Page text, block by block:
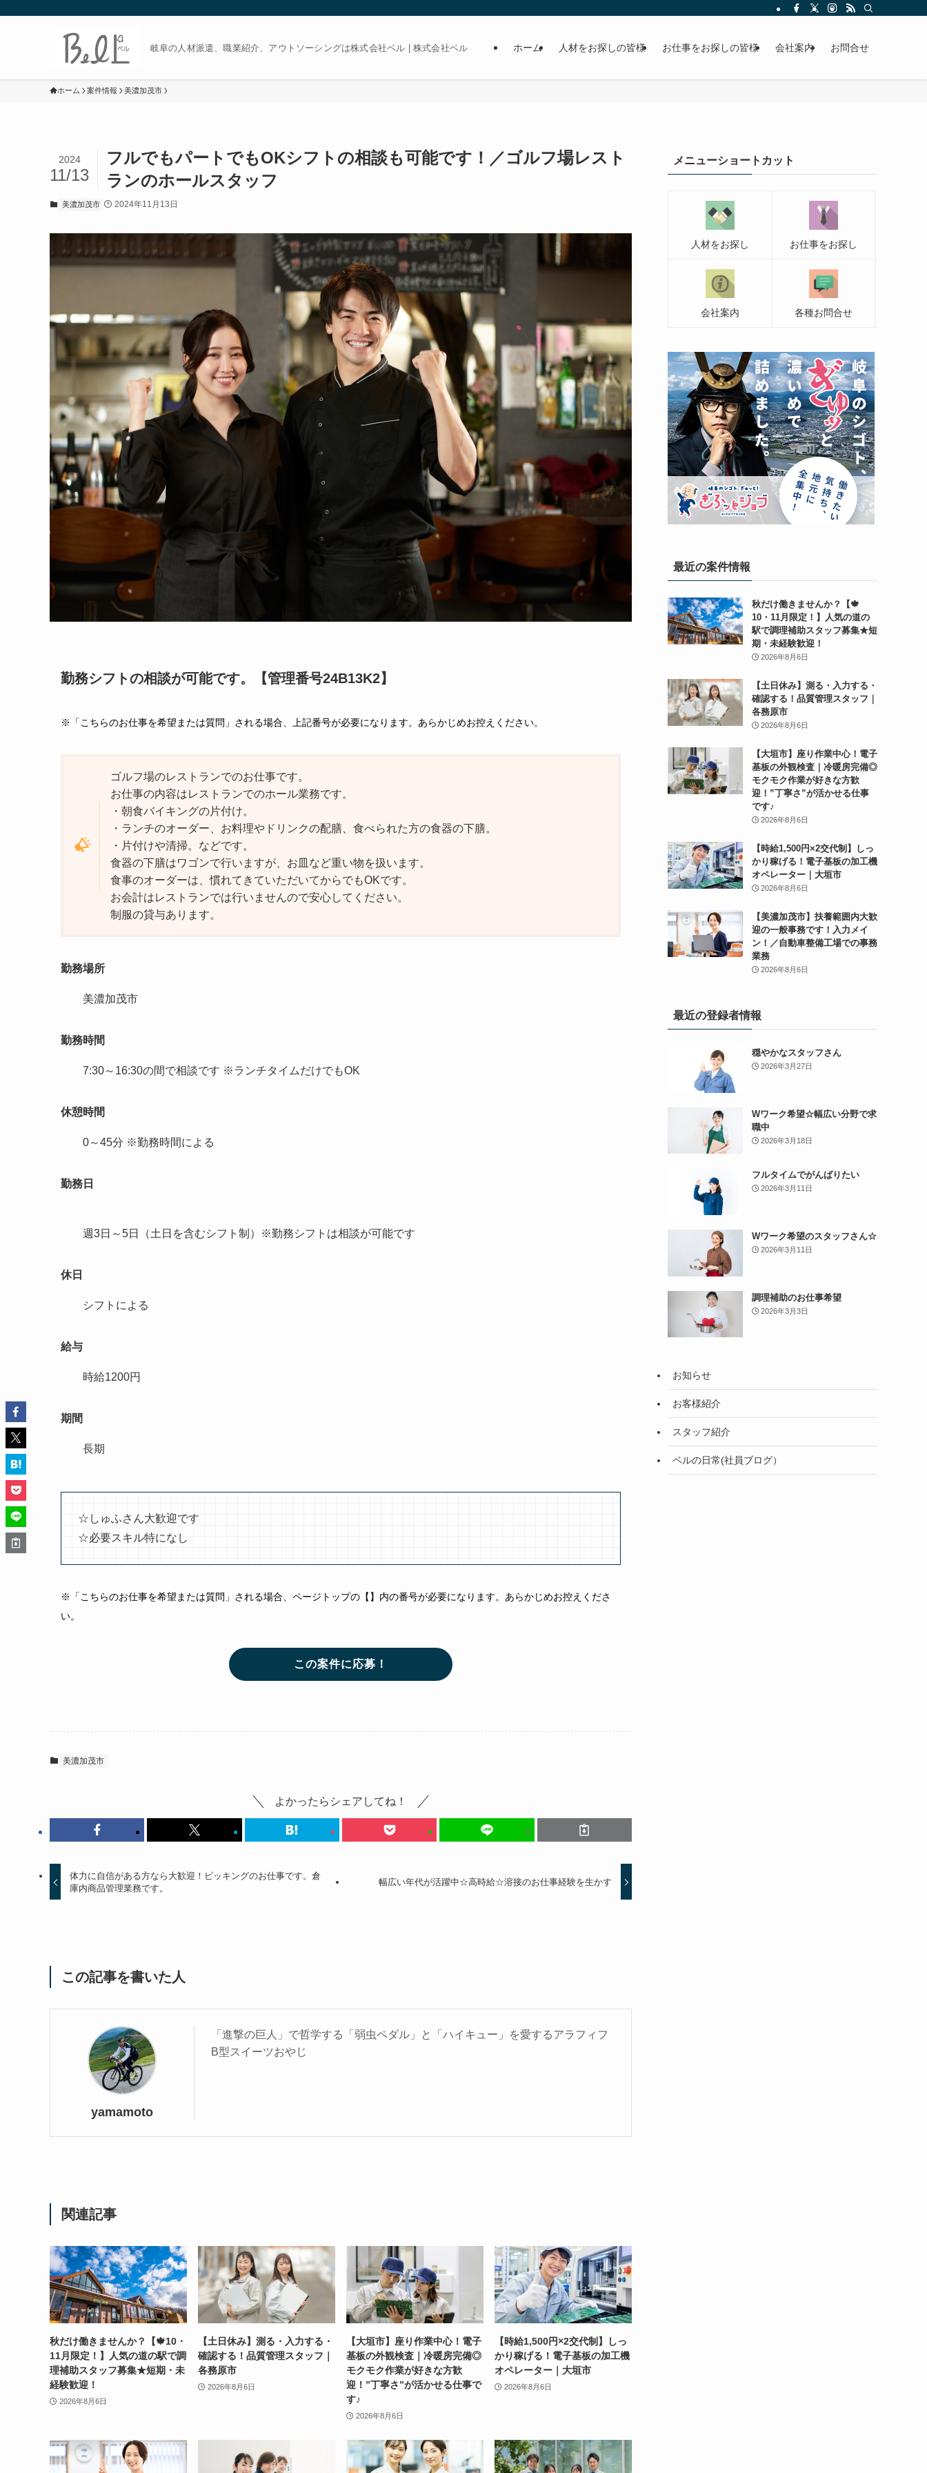
岐阜の人材派遣、職業紹介、アウトソーシングは株式会社ベル | 株式会社ベル ホーム 人材をお探しの皆様 お仕事をお探しの皆様 会社案内 お問合せ
ホーム 案件情報 美濃加茂市
フルでもパートでもOKシフトの相談も可能です！／ゴルフ場レスト
ランのホールスタッフ
2024
11/13
美濃加茂市 2024年11月13日
勤務シフトの相談が可能です。【管理番号24B13K2】
※「こちらのお仕事を希望または質問」される場合、上記番号が必要になります。あらかじめお控えください。
ゴルフ場のレストランでのお仕事です。
お仕事の内容はレストランでのホール業務です。
・朝食バイキングの片付け。
・ランチのオーダー、お料理やドリンクの配膳、食べられた方の食器の下膳。
・片付けや清掃。などです。
食器の下膳はワゴンで行いますが、お皿など重い物を扱います。
食事のオーダーは、慣れてきていただいてからでもOKです。
お会計はレストランでは行いませんので安心してください。
制服の貸与あります。
勤務場所
美濃加茂市
勤務時間
7:30～16:30の間で相談です ※ランチタイムだけでもOK
休憩時間
0～45分 ※勤務時間による
勤務日
週3日～5日（土日を含むシフト制）※勤務シフトは相談が可能です
休日
シフトによる
給与
時給1200円
期間
長期
☆しゅふさん大歓迎です
☆必要スキル特になし
※「こちらのお仕事を希望または質問」される場合、ページトップの【】内の番号が必要になります。あらかじめお控えくださ
い。
この案件に応募！
美濃加茂市
よかったらシェアしてね！
体力に自信がある方なら大歓迎！ピッキングのお仕事です。倉
庫内商品管理業務です。
幅広い年代が活躍中☆高時給☆溶接のお仕事経験を生かす
この記事を書いた人
yamamoto
「進撃の巨人」で哲学する「弱虫ペダル」と「ハイキュー」を愛するアラフィフ
B型スイーツおやじ
関連記事
秋だけ働きませんか？【🍁10・
11月限定！】人気の道の駅で調
理補助スタッフ募集★短期・未
経験歓迎！
2026年8月6日
【土日休み】測る・入力する・
確認する！品質管理スタッフ｜
各務原市
2026年8月6日
【大垣市】座り作業中心！電子
基板の外観検査｜冷暖房完備◎
モクモク作業が好きな方歓
迎！”丁寧さ”が活かせる仕事で
す♪
2026年8月6日
【時給1,500円×2交代制】しっ
かり稼げる！電子基板の加工機
オペレーター｜大垣市
2026年8月6日
メニューショートカット
人材をお探し お仕事をお探し
会社案内 各種お問合せ
最近の案件情報
秋だけ働きませんか？【🍁
10・11月限定！】人気の道の
駅で調理補助スタッフ募集★短
期・未経験歓迎！
2026年8月6日
【土日休み】測る・入力する・
確認する！品質管理スタッフ｜
各務原市
2026年8月6日
【大垣市】座り作業中心！電子
基板の外観検査｜冷暖房完備◎
モクモク作業が好きな方歓
迎！”丁寧さ”が活かせる仕事
です♪
2026年8月6日
【時給1,500円×2交代制】しっ
かり稼げる！電子基板の加工機
オペレーター｜大垣市
2026年8月6日
【美濃加茂市】扶養範囲内大歓
迎の一般事務です！入力メイ
ン！／自動車整備工場での事務
業務
2026年8月6日
最近の登録者情報
穏やかなスタッフさん
2026年3月27日
Wワーク希望☆幅広い分野で求
職中
2026年3月18日
フルタイムでがんばりたい
2026年3月11日
Wワーク希望のスタッフさん☆
2026年3月11日
調理補助のお仕事希望
2026年3月3日
お知らせ
お客様紹介
スタッフ紹介
ベルの日常(社員ブログ）